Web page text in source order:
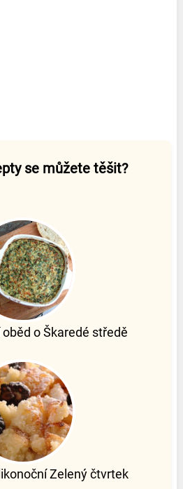
se můžete těšit?
o Škaredé středě
Zelený čtvrtek